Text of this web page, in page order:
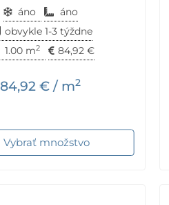
áno
áno
obvykle 1-3 týždne
1.00 m2 84,92 €
84,92 € / m2
Vybrať množstvo